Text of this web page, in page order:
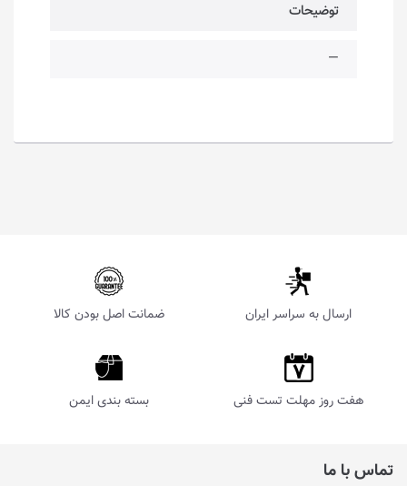
توضیحات
—
ارسال به سراسر ایران ضمانت اصل بودن کالا
هفت روز مهلت تست فنی بسته بندی ایمن
تماس با ما